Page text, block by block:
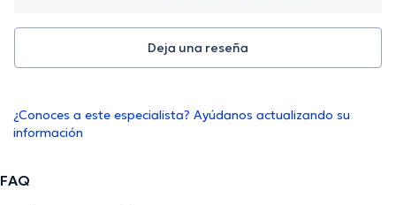
Deja una reseña
¿Conoces a este especialista? Ayúdanos actualizando su
información
FAQ